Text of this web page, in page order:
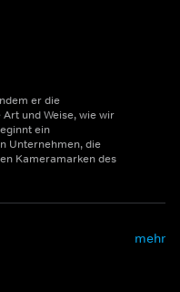
er die
und Weise, wie wir
ein
Unternehmen, die
Kameramarken des
mehr